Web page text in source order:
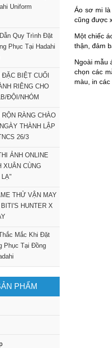
Uniform
Quy Trình Đặt
Phục Tại Hadahi
BIỆT CUỐI
RIÊNG CHO
ĐỘI/NHÓM
RÀNG CHÀO
THÀNH LẬP
26/3
ẢNH ONLINE
XUÂN CÙNG
THỬ VẬN MAY
HUNTER X
Mắc Khi Đặt
Phục Tại Đồng
PHẨM
Áo sơ mi
cũng được
Một chiếc
thận, đảm
Ngoài mẫu
chọn các
màu, in